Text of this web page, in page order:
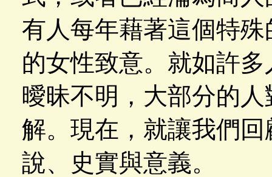
有人每年藉著這個特
的女性致意。就如許
曖昧不明，大部分的
解。現在，就讓我們
說、史實與意義。